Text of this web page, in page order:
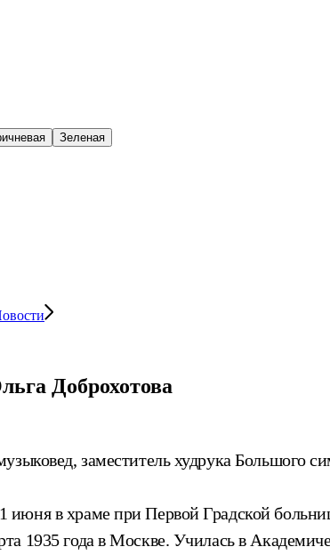
Зеленая
Доброхотова
заместитель худрука Большого
июня в храме при Первой Градской
1935 года в Москве. Училась в